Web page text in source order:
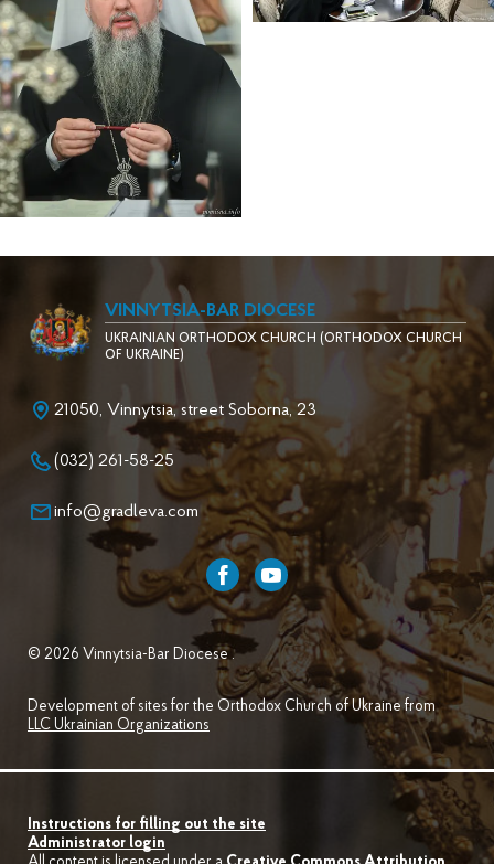
VINNYTSIA-BAR DIOCESE
UKRAINIAN ORTHODOX CHURCH (ORTHODOX CHURCH
OF UKRAINE)
21050, Vinnytsia, street Soborna, 23
(032) 261-58-25
info@gradleva.com
© 2026 Vinnytsia-Bar Diocese .
Development of sites for the Orthodox Church of Ukraine from
LLC Ukrainian Organizations
Instructions for filling out the site
Administrator login